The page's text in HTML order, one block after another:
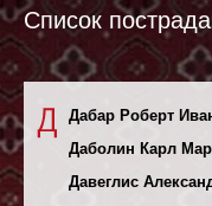
Список
Дабар Роберт
Даболин Карл
Давеглис